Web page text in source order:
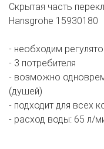
Скрытая часть
Hansgrohe 15930180
- необходим
- 3 потребителя
- возможно
(душей)
- подходит для всех
- расход воды: 65 л/